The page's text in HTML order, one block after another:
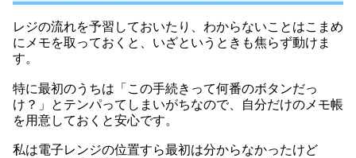
レジの流れを予習しておいたり、わからないことはこまめ
にメモを取っておくと、いざというときも焦らず動けま
す。
特に最初のうちは「この手続きって何番のボタンだっ
け？」とテンパってしまいがちなので、自分だけのメモ帳
を用意しておくと安心です。
私は電子レンジの位置すら最初は分からなかったけど